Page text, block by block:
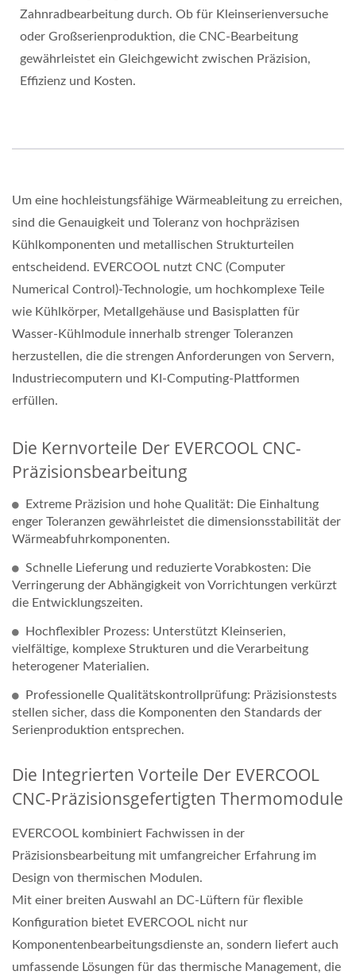
Zahnradbearbeitung durch. Ob für Kleinserienversuche
oder Großserienproduktion, die CNC-Bearbeitung
gewährleistet ein Gleichgewicht zwischen Präzision,
Effizienz und Kosten.
Um eine hochleistungsfähige Wärmeableitung zu erreichen,
sind die Genauigkeit und Toleranz von hochpräzisen
Kühlkomponenten und metallischen Strukturteilen
entscheidend. EVERCOOL nutzt CNC (Computer
Numerical Control)-Technologie, um hochkomplexe Teile
wie Kühlkörper, Metallgehäuse und Basisplatten für
Wasser-Kühlmodule innerhalb strenger Toleranzen
herzustellen, die die strengen Anforderungen von Servern,
Industriecomputern und KI-Computing-Plattformen
erfüllen.
Die Kernvorteile Der EVERCOOL CNC-
Präzisionsbearbeitung
Extreme Präzision und hohe Qualität: Die Einhaltung
enger Toleranzen gewährleistet die dimensionsstabilität der
Wärmeabfuhrkomponenten.
Schnelle Lieferung und reduzierte Vorabkosten: Die
Verringerung der Abhängigkeit von Vorrichtungen verkürzt
die Entwicklungszeiten.
Hochflexibler Prozess: Unterstützt Kleinserien,
vielfältige, komplexe Strukturen und die Verarbeitung
heterogener Materialien.
Professionelle Qualitätskontrollprüfung: Präzisionstests
stellen sicher, dass die Komponenten den Standards der
Serienproduktion entsprechen.
Die Integrierten Vorteile Der EVERCOOL
CNC-Präzisionsgefertigten Thermomodule
EVERCOOL kombiniert Fachwissen in der
Präzisionsbearbeitung mit umfangreicher Erfahrung im
Design von thermischen Modulen.
Mit einer breiten Auswahl an DC-Lüftern für flexible
Konfiguration bietet EVERCOOL nicht nur
Komponentenbearbeitungsdienste an, sondern liefert auch
umfassende Lösungen für das thermische Management, die